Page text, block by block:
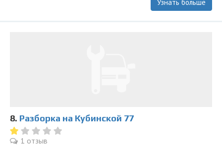
Узнать больше
8. Разборка на Кубинской 77
1 отзыв